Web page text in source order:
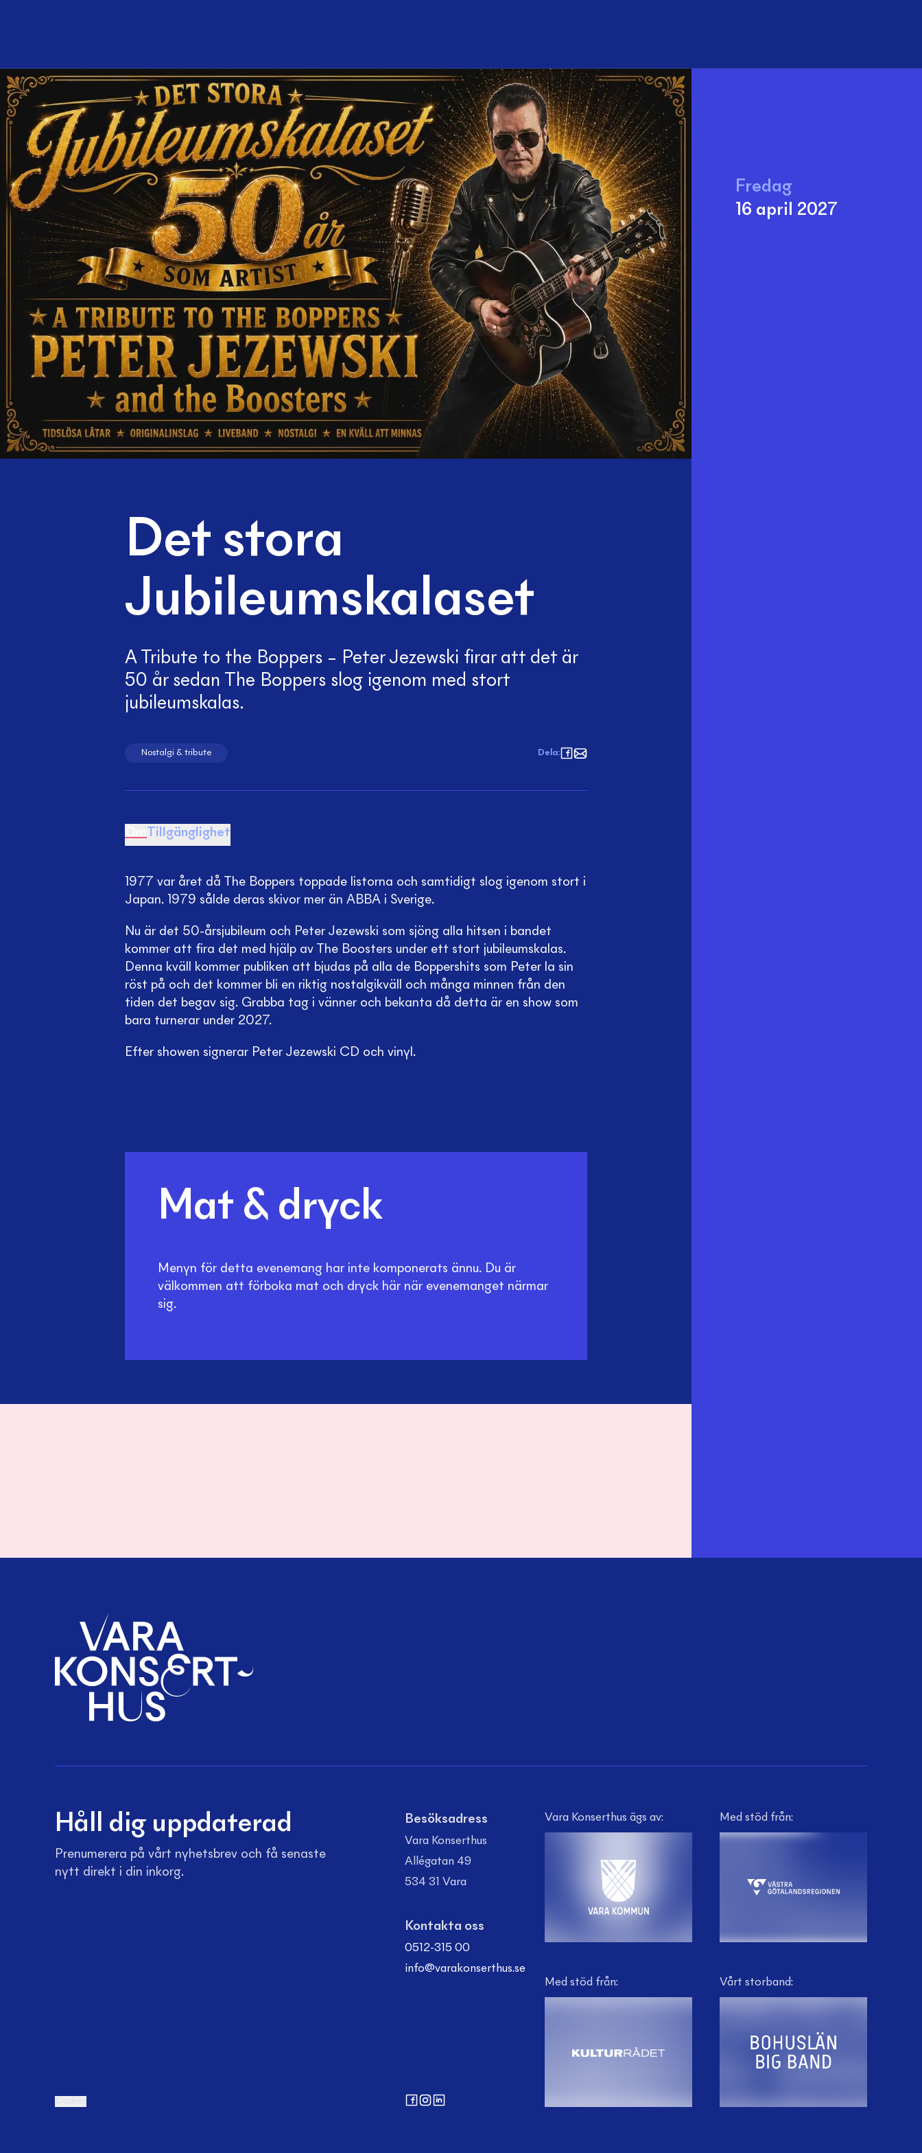
Det stora
Jubileumskalaset
A Tribute to the Boppers – Peter Jezewski firar att det är
50 år sedan The Boppers slog igenom med stort
jubileumskalas.
Fredag
16 april 2027
Nostalgi & tribute Dela:
Tillgänglighet
1977 var året då The Boppers toppade listorna och samtidigt slog igenom stort i
Japan. 1979 sålde deras skivor mer än ABBA i Sverige.
Nu är det 50-årsjubileum och Peter Jezewski som sjöng alla hitsen i bandet
kommer att fira det med hjälp av The Boosters under ett stort jubileumskalas.
Denna kväll kommer publiken att bjudas på alla de Boppershits som Peter la sin
röst på och det kommer bli en riktig nostalgikväll och många minnen från den
tiden det begav sig. Grabba tag i vänner och bekanta då detta är en show som
bara turnerar under 2027.
Efter showen signerar Peter Jezewski CD och vinyl.
Mat & dryck
Menyn för detta evenemang har inte komponerats ännu. Du är
välkommen att förboka mat och dryck här när evenemanget närmar
sig.
Håll dig uppdaterad
Prenumerera på vårt nyhetsbrev och få senaste
nytt direkt i din inkorg.
Besöksadress
Vara Konserthus
Allégatan 49
534 31 Vara
Kontakta oss
0512-315 00
info@varakonserthus.se
Vara Konserthus ägs av: Med stöd från:
Med stöd från: Vårt storband: